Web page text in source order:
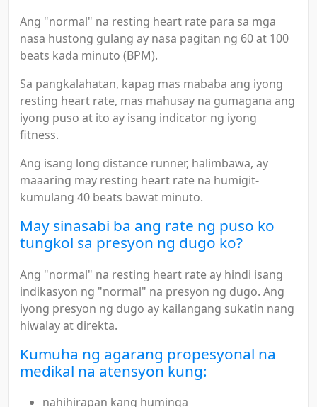
Ang "normal" na resting heart rate para sa mga
nasa hustong gulang ay nasa pagitan ng 60 at 100
beats kada minuto (BPM).
Sa pangkalahatan, kapag mas mababa ang iyong
resting heart rate, mas mahusay na gumagana ang
iyong puso at ito ay isang indicator ng iyong
fitness.
Ang isang long distance runner, halimbawa, ay
maaaring may resting heart rate na humigit-
kumulang 40 beats bawat minuto.
May sinasabi ba ang rate ng puso ko
tungkol sa presyon ng dugo ko?
Ang "normal" na resting heart rate ay hindi isang
indikasyon ng "normal" na presyon ng dugo. Ang
iyong presyon ng dugo ay kailangang sukatin nang
hiwalay at direkta.
Kumuha ng agarang propesyonal na
medikal na atensyon kung:
nahihirapan kang huminga